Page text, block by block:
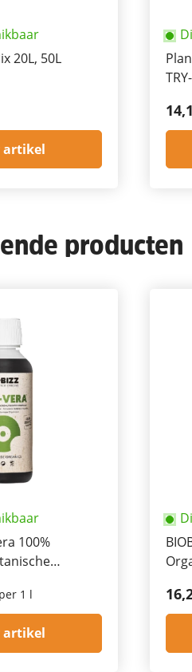
20L, 50L
artikel
producten
100%
1 l
artikel